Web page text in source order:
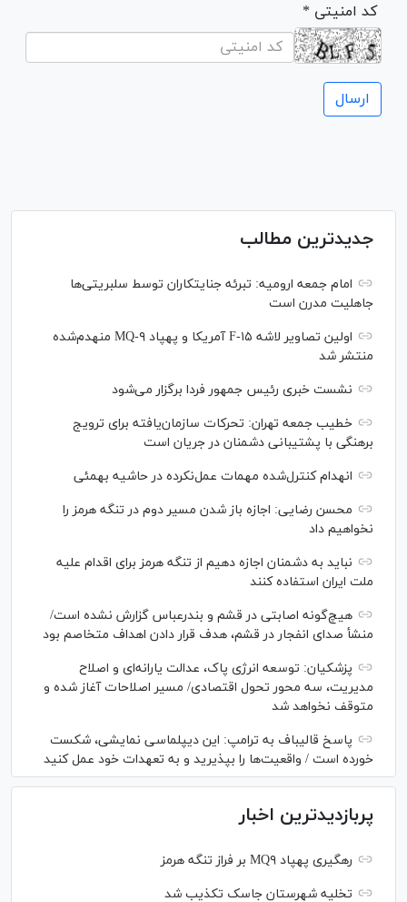
* کد امنیتی
جدیدترین مطالب
امام جمعه ارومیه: تبرئه جنایتکاران توسط سلبریتی‌ها
جاهلیت مدرن است
اولین تصاویر لاشه F-۱۵ آمریکا و پهپاد MQ-۹ منهدم‌شده
منتشر شد
نشست خبری رئیس‌ جمهور فردا برگزار می‌شود
خطیب جمعه تهران: تحرکات سازمان‌یافته برای ترویج
برهنگی با پشتیبانی دشمنان در جریان است
انهدام کنترل‌شده مهمات عمل‌نکرده در حاشیه بهمئی
محسن رضایی: اجازه باز شدن مسیر دوم در تنگه هرمز را
نخواهیم داد
نباید به دشمنان اجازه دهیم از تنگه هرمز برای اقدام علیه
ملت ایران استفاده کنند
هیچ‌گونه اصابتی در قشم و بندرعباس گزارش نشده است/
منشأ صدای انفجار در قشم، هدف قرار دادن اهداف متخاصم بود
پزشکیان: توسعه انرژی پاک، عدالت یارانه‌ای و اصلاح
مدیریت، سه محور تحول اقتصادی/ مسیر اصلاحات آغاز شده و
متوقف نخواهد شد
پاسخ قالیباف به ترامپ: این دیپلماسی نمایشی، شکست
خورده است / واقعیت‌ها را بپذیرید و به تعهدات خود عمل کنید
پربازدیدترین اخبار
رهگیری پهپاد MQ۹ بر فراز تنگه هرمز
تخلیه شهرستان جاسک تکذیب شد